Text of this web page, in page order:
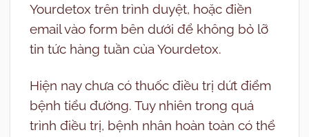
Yourdetox trên trình duyệt, hoặc điền
email vào form bên dưới để không bỏ lỡ
tin tức hàng tuần của Yourdetox.
Hiện nay chưa có thuốc điều trị dứt điểm
bệnh tiểu đường. Tuy nhiên trong quá
trình điều trị, bệnh nhân hoàn toàn có thể